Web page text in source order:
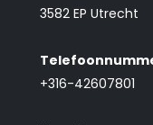
3582 EP Utrecht
+316-42607801